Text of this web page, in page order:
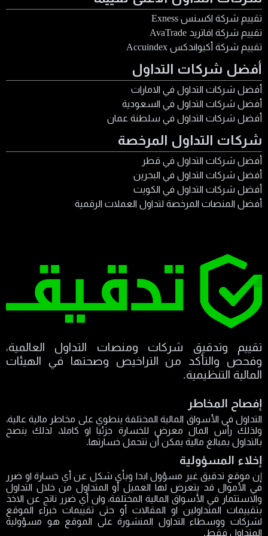
تقييم شركة اكسنس Exness
تقييم شركة افاتريد AvaTrade
تقييم شركة أكيواندكس Accuindex
أفضل شركات التداول
أفضل شركات التداول في الامارات
أفضل شركات التداول في السعودية
أفضل شركات التداول في سلطنة عمان
شركات التداول المرخصة
أفضل شركات التداول في قطر
أفضل شركات التداول في البحرين
أفضل شركات التداول في الكويت
أفضل المنصات المرخصة لتداول العملات الرقمية
تقييم وتدقيق شركات ومنصات التداول العالمية،
وفحص والتأكد من التراخيص وصحتها في الهيئات
المالية التنظيمية.
إفصاح المخاطر
التداول في الأسواق المالية المختلفة ينطوي على مخاطر مالية عالية،
ولذلك رأس المال معرض للخسارة جزئيا او كاملا، لذلك ينصح
بالتداول بمبالغ مالية يمكن أن تتحمل خسارتها.
إخلاء المسؤولية
إن موقع تدقيق غير مسؤول ابدا وبأي شكل عن أي خسارة او ضرر
في الأموال قد يتعرض لها العميل أو المتداول من خلال التداول
والاستثمار في الأسواق المالية المختلفة، وان أي ضرر ناتج عن الاخذ
بتقييمات المتداولين او المقالات أو حتى تقييمات خبراء الموقع
لشركات ووسطاء التداول المنشورة على الموقع هو مسؤولية
المتداول فقط.